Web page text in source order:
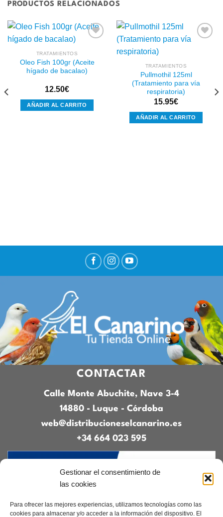
Gestionar el consentimiento de
las cookies
Para ofrecer las mejores experiencias, utilizamos tecnologías como las
cookies para almacenar y/o acceder a la información del dispositivo. El
PRODUCTOS RELACIONADOS
Añadir
a la
TRATAMIENTOS
Oleo Fish 100gr (Aceite
hígado de bacalao)
12.50€
AÑADIR AL CARRITO
lista de
deseos
TRATAMIENTOS
Pullmothil 125ml
(Tratamiento para vía
respiratoria)
15.95€
AÑADIR AL CARRITO
CONTACTAR
Calle Monte Abuchite, Nave 3-4
14880 - Luque - Córdoba
web@distribucioneselcanarino.es
+34 664 023 595